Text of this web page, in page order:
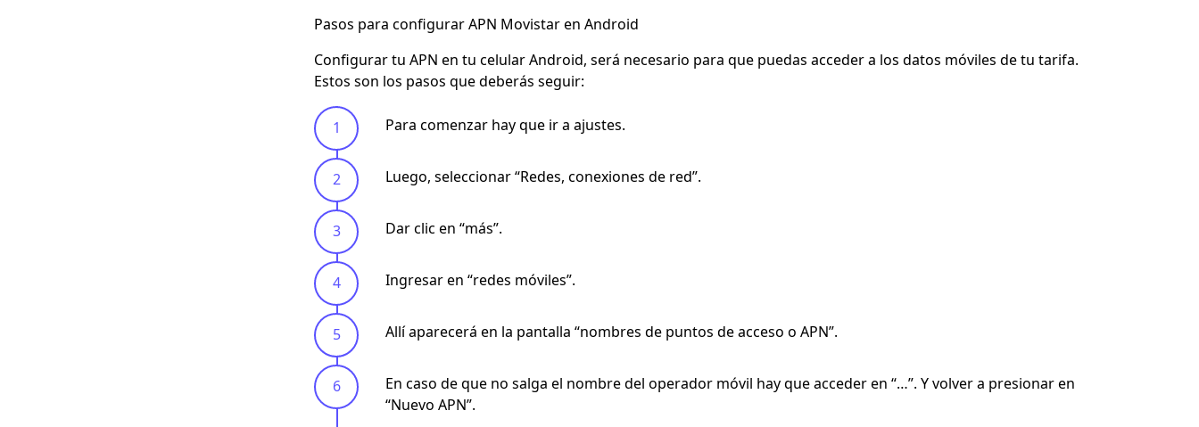
Pasos para configurar APN Movistar en Android
Configurar tu APN en tu celular Android, será necesario para que puedas acceder a los datos móviles de tu tarifa.
Estos son los pasos que deberás seguir:
Para comenzar hay que ir a ajustes.
Luego, seleccionar “Redes, conexiones de red”.
Dar clic en “más”.
Ingresar en “redes móviles”.
Allí aparecerá en la pantalla “nombres de puntos de acceso o APN”.
En caso de que no salga el nombre del operador móvil hay que acceder en “…”. Y volver a presionar en
“Nuevo APN”.